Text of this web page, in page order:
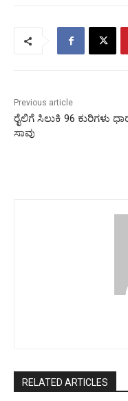
Previous article
ರೈಲಿಗೆ ಸಿಲುಕಿ 96 ಕುರಿಗಳು
ಸಾವು
RELATED ARTICLES